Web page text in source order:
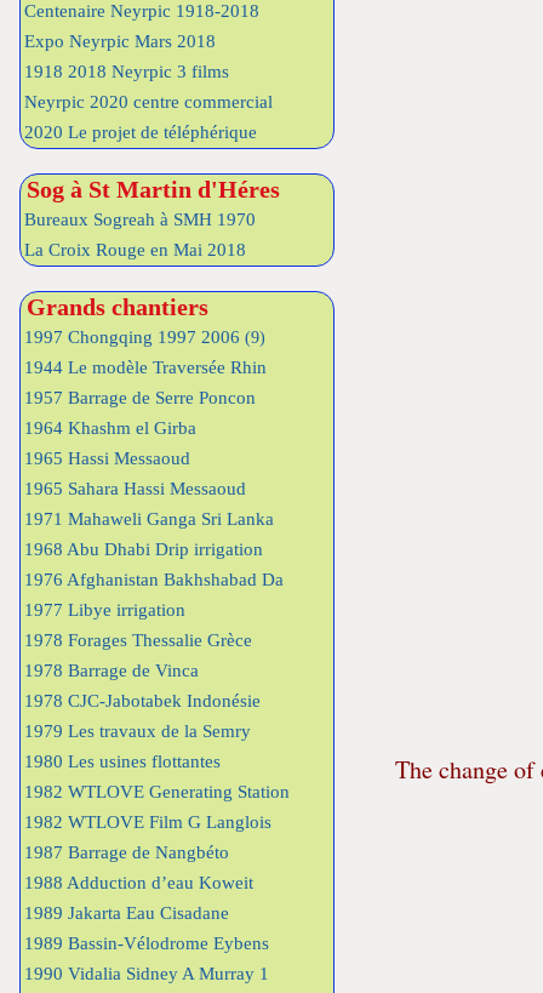
Centenaire Neyrpic 1918-2018
Expo Neyrpic Mars 2018
1918 2018 Neyrpic 3 films
Neyrpic 2020 centre commercial
2020 Le projet de téléphérique
Sog à St Martin d'Héres
Bureaux Sogreah à SMH 1970
La Croix Rouge en Mai 2018
Grands chantiers
1997 Chongqing 1997 2006 (9)
1944 Le modèle Traversée Rhin
1957 Barrage de Serre Poncon
1964 Khashm el Girba
1965 Hassi Messaoud
1965 Sahara Hassi Messaoud
1971 Mahaweli Ganga Sri Lanka
1968 Abu Dhabi Drip irrigation
1976 Afghanistan Bakhshabad Da
1977 Libye irrigation
1978 Forages Thessalie Grèce
1978 Barrage de Vinca
1978 CJC-Jabotabek Indonésie
1979 Les travaux de la Semry
1980 Les usines flottantes
1982 WTLOVE Generating Station
1982 WTLOVE Film G Langlois
1987 Barrage de Nangbéto
1988 Adduction d’eau Koweit
1989 Jakarta Eau Cisadane
1989 Bassin-Vélodrome Eybens
1990 Vidalia Sidney A Murray 1
The change